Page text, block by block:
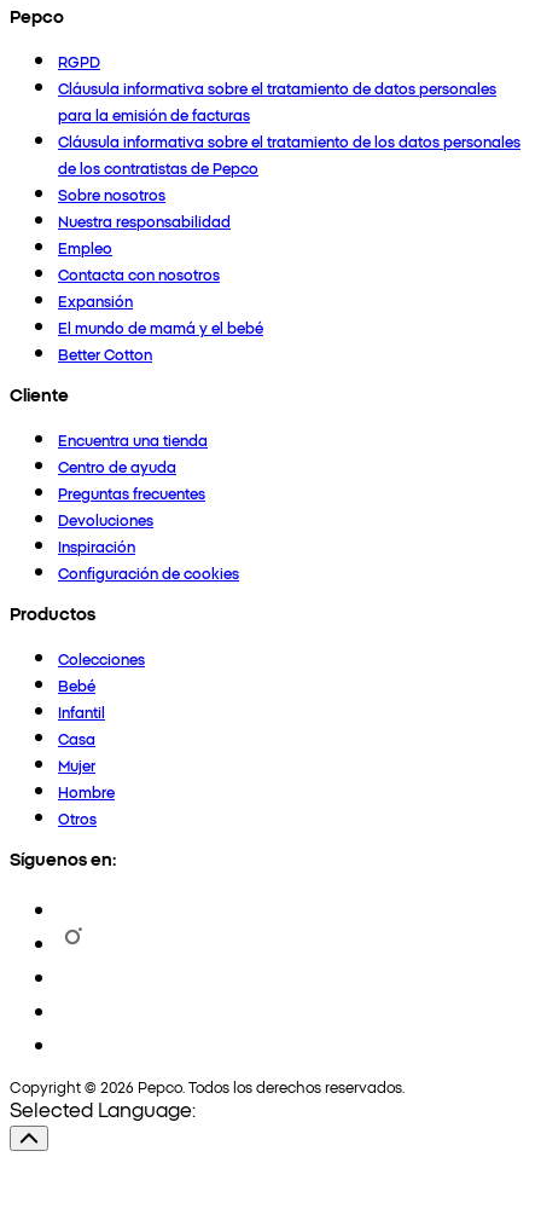
Pepco
RGPD
Cláusula informativa sobre el tratamiento de datos personales
para la emisión de facturas
Cláusula informativa sobre el tratamiento de los datos personales
de los contratistas de Pepco
Sobre nosotros
Nuestra responsabilidad
Empleo
Contacta con nosotros
Expansión
El mundo de mamá y el bebé
Better Cotton
Cliente
Encuentra una tienda
Centro de ayuda
Preguntas frecuentes
Devoluciones
Inspiración
Configuración de cookies
Productos
Colecciones
Bebé
Infantil
Casa
Mujer
Hombre
Otros
Síguenos en:
Copyright © 2026 Pepco. Todos los derechos reservados.
Selected Language: